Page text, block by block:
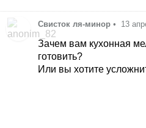
Свисток ля-минор • 13
Зачем вам кухонная
готовить?
Или вы хотите